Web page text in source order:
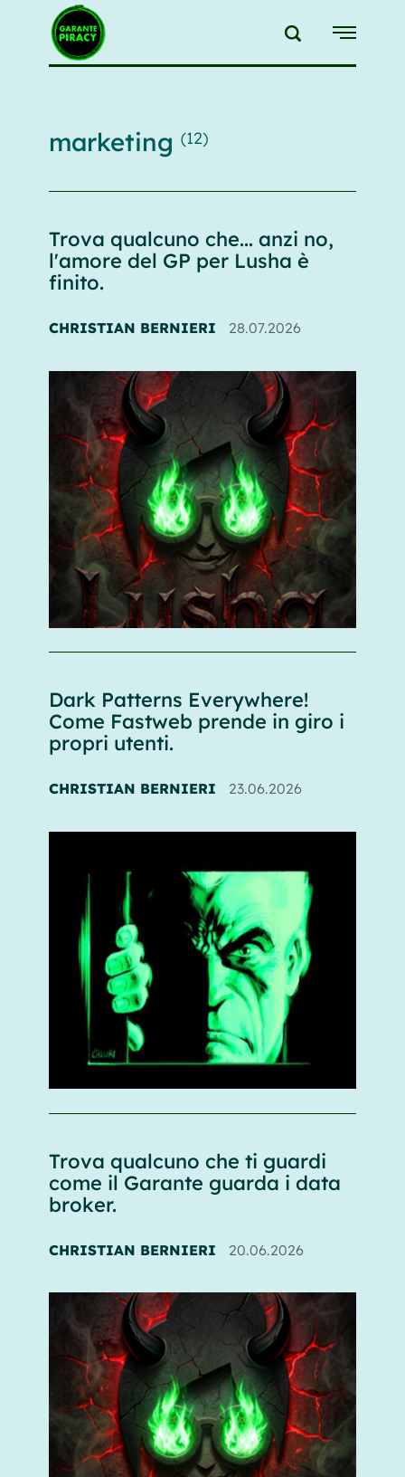
{{feedLink}}
marketing (12)
Trova qualcuno che... anzi no,
l'amore del GP per Lusha è
finito.
CHRISTIAN BERNIERI 28.07.2026
Dark Patterns Everywhere!
Come Fastweb prende in giro i
propri utenti.
CHRISTIAN BERNIERI 23.06.2026
Trova qualcuno che ti guardi
come il Garante guarda i data
broker.
CHRISTIAN BERNIERI 20.06.2026